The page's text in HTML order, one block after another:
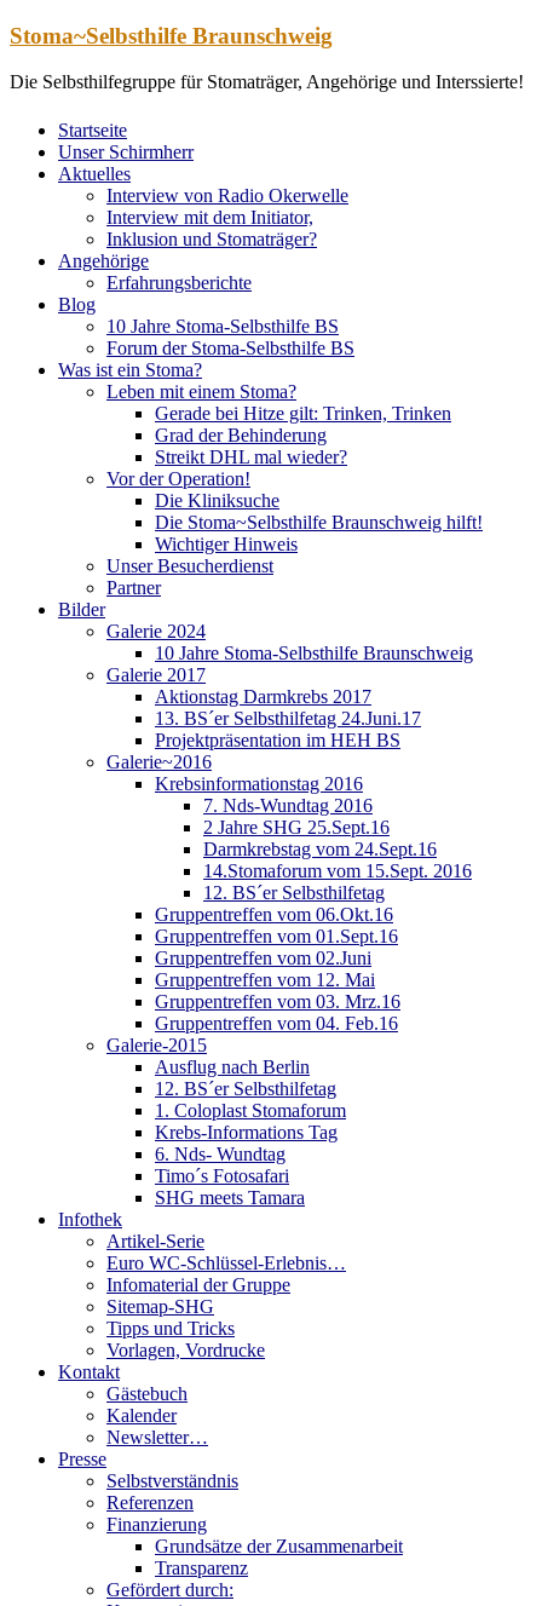
Zum
springen
Stoma~Selbsthilfe Braunschweig
Die Selbsthilfegruppe für Stomaträger, Angehörige und Interssierte!
Startseite
Unser Schirmherr
Aktuelles
Interview von Radio Okerwelle
Interview mit dem Initiator,
Inklusion und Stomaträger?
Angehörige
Erfahrungsberichte
Blog
10 Jahre Stoma-Selbsthilfe BS
Forum der Stoma-Selbsthilfe BS
Was ist ein Stoma?
Leben mit einem Stoma?
Gerade bei Hitze gilt: Trinken, Trinken
Grad der Behinderung
Streikt DHL mal wieder?
Vor der Operation!
Die Kliniksuche
Die Stoma~Selbsthilfe Braunschweig hilft!
Wichtiger Hinweis
Unser Besucherdienst
Partner
Bilder
Galerie 2024
10 Jahre Stoma-Selbsthilfe Braunschweig
Galerie 2017
Aktionstag Darmkrebs 2017
13. BS´er Selbsthilfetag 24.Juni.17
Projektpräsentation im HEH BS
Galerie~2016
Krebsinformationstag 2016
7. Nds-Wundtag 2016
2 Jahre SHG 25.Sept.16
Darmkrebstag vom 24.Sept.16
14.Stomaforum vom 15.Sept. 2016
12. BS´er Selbsthilfetag
Gruppentreffen vom 06.Okt.16
Gruppentreffen vom 01.Sept.16
Gruppentreffen vom 02.Juni
Gruppentreffen vom 12. Mai
Gruppentreffen vom 03. Mrz.16
Gruppentreffen vom 04. Feb.16
Galerie-2015
Ausflug nach Berlin
12. BS´er Selbsthilfetag
1. Coloplast Stomaforum
Krebs-Informations Tag
6. Nds- Wundtag
Timo´s Fotosafari
SHG meets Tamara
Infothek
Artikel-Serie
Euro WC-Schlüssel-Erlebnis…
Infomaterial der Gruppe
Sitemap-SHG
Tipps und Tricks
Vorlagen, Vordrucke
Kontakt
Gästebuch
Kalender
Newsletter…
Presse
Selbstverständnis
Referenzen
Finanzierung
Grundsätze der Zusammenarbeit
Transparenz
Gefördert durch: